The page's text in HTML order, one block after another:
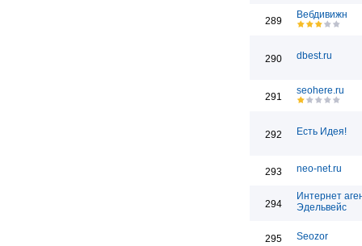
289
Вебдивижн
290 dbest.ru
291
seohere.ru
292 Есть Идея!
293 neo-net.ru
294
Интернет
Эдельвейс
295 Seozor